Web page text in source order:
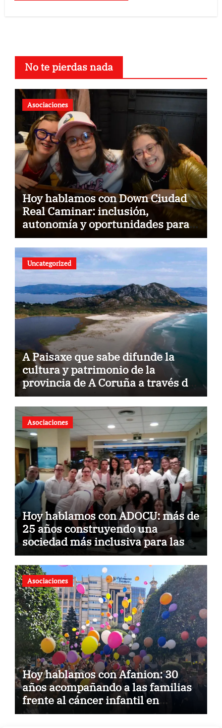
No te pierdas nada
Asociaciones
Hoy hablamos con Down Ciudad
Real Caminar: inclusión,
autonomía y oportunidades para
construir un futuro sin barreras
Uncategorized
A Paisaxe que sabe difunde la
cultura y patrimonio de la
provincia de A Coruña a través de
su gastronomía
Asociaciones
Hoy hablamos con ADOCU: más de
25 años construyendo una
sociedad más inclusiva para las
personas con síndrome de Down
Asociaciones
Hoy hablamos con Afanion: 30
años acompañando a las familias
frente al cáncer infantil en
Castilla-La Mancha